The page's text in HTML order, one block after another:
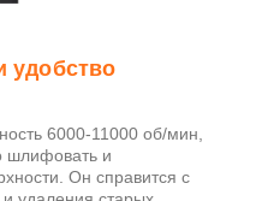
удобство
6000-11000 об/мин,
шлифовать и
Он справится с